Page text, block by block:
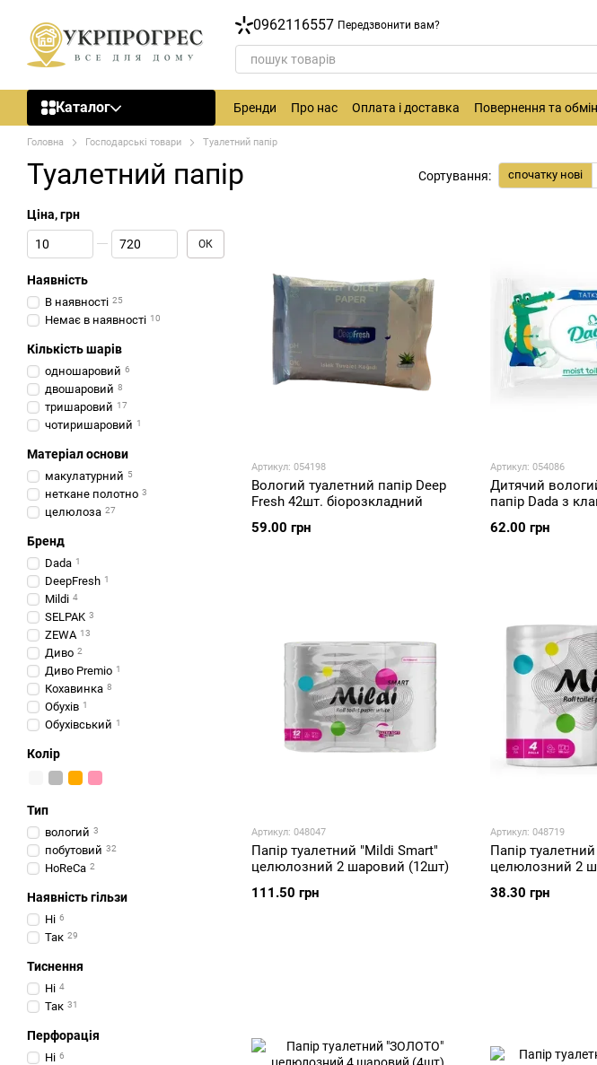
0962116557 Передзвонити вам?
Каталог Бренди Про нас Оплата і доставка Повернення та обмін
Головна Господарські товари Туалетний папір
Туалетний папір Сортування: спочатку нові
Артикул: 054198
Вологий туалетний папір Deep
Fresh 42шт. біорозкладний
59.00 грн
Артикул: 054086
Дитячий
папір Dada з
62.00 грн
Артикул: 048047
Папір туалетний "Mildi Smart"
целюлозний 2 шаровий (12шт)
111.50 грн
Артикул: 048719
Папір
целюлозний 2
38.30 грн
Ціна, грн
Від Ціна, грн
До Ціна, грн ОК
Наявність
В наявності 25
Немає в наявності 10
Кількість шарів
одношаровий 6
двошаровий 8
тришаровий 17
чотиришаровий 1
Матеріал основи
макулатурний 5
неткане полотно 3
целюлоза 27
Бренд
Dada 1
DeepFresh 1
Mildi 4
SELPAK 3
ZEWA 13
Диво 2
Диво Premio 1
Кохавинка 8
Обухів 1
Обухівський 1
Колір
Тип
вологий 3
побутовий 32
HoReCa 2
Наявність гільзи
Ні 6
Так 29
Тиснення
Ні 4
Так 31
Перфорація
Ні 6